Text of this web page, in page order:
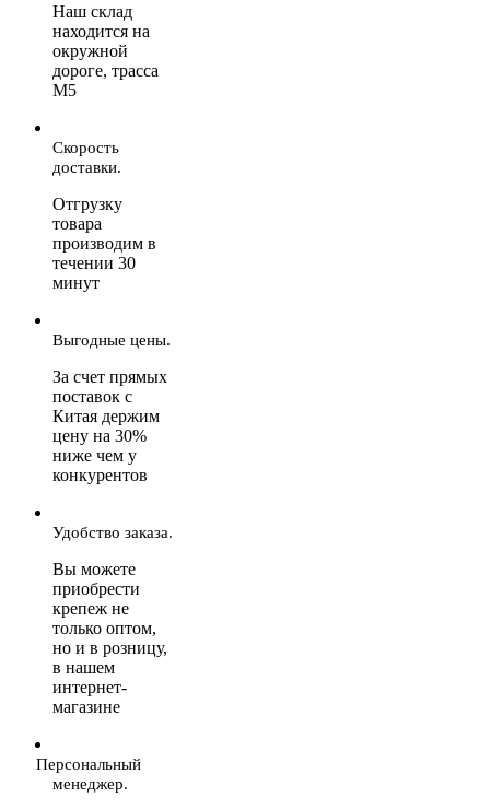
Наш склад
находится на
окружной
дороге, трасса
М5
Скорость
доставки.
Отгрузку
товара
производим в
течении 30
минут
Выгодные цены.
За счет прямых
поставок с
Китая держим
цену на 30%
ниже чем у
конкурентов
Удобство заказа.
Вы можете
приобрести
крепеж не
только оптом,
но и в розницу,
в нашем
интернет-
магазине
Персональный
менеджер.